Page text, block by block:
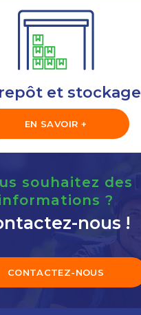
et stockage
EN SAVOIR +
souhaitez des
?
nous !
CONTACTEZ-NOUS